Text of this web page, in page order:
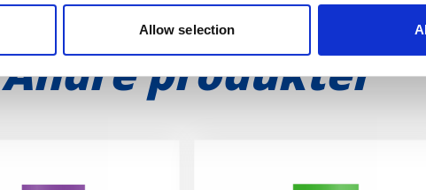
Allow selection
Andre produkter